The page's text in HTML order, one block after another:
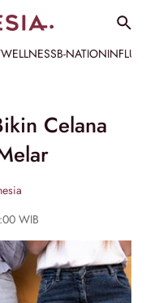
WELLNESSB-NATION
Celana
WIB